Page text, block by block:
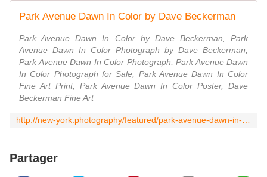
Park Avenue Dawn In Color by Dave Beckerman
Park Avenue Dawn In Color by Dave Beckerman, Park
Avenue Dawn In Color Photograph by Dave Beckerman,
Park Avenue Dawn In Color Photograph, Park Avenue Dawn
In Color Photograph for Sale, Park Avenue Dawn In Color
Fine Art Print, Park Avenue Dawn In Color Poster, Dave
Beckerman Fine Art
Partager